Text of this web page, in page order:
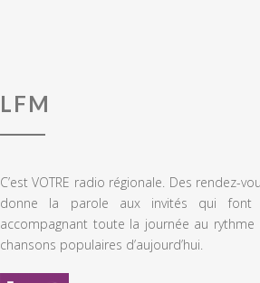
LFM
C’est VOTRE radio régionale. Des rendez-
donne la parole aux invités qui font
accompagnant toute la journée au
chansons populaires d’aujourd’hui.